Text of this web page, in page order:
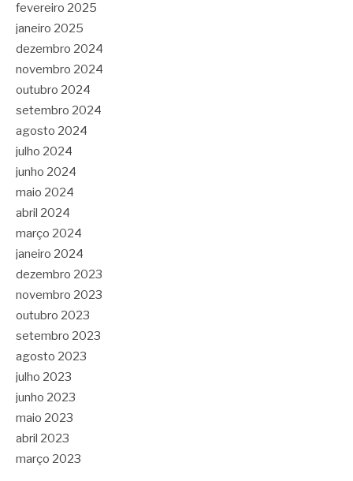
fevereiro 2025
janeiro 2025
dezembro 2024
novembro 2024
outubro 2024
setembro 2024
agosto 2024
julho 2024
junho 2024
maio 2024
abril 2024
março 2024
janeiro 2024
dezembro 2023
novembro 2023
outubro 2023
setembro 2023
agosto 2023
julho 2023
junho 2023
maio 2023
abril 2023
março 2023